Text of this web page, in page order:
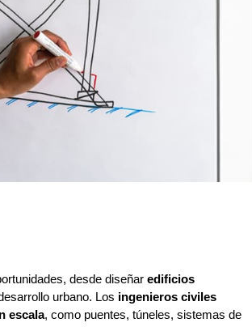
desde diseñar edificios
urbano. Los ingenieros civiles
escala, como puentes, túneles, sistemas de